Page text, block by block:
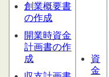
創業概要書
の作成
開業時資金
計画書の作
成
資
金